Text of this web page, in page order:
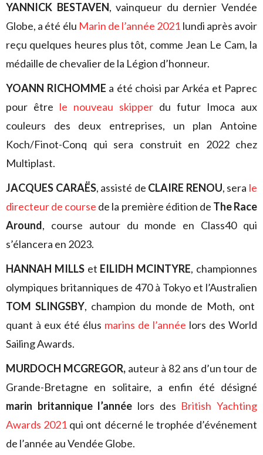
YANNICK BESTAVEN, vainqueur du dernier Vendée
Globe, a été élu Marin de l’année 2021 lundi après avoir
reçu quelques heures plus tôt, comme Jean Le Cam, la
médaille de chevalier de la Légion d’honneur.
YOANN RICHOMME a été choisi par Arkéa et Paprec
pour être le nouveau skipper du futur Imoca aux
couleurs des deux entreprises, un plan Antoine
Koch/Finot-Conq qui sera construit en 2022 chez
Multiplast.
JACQUES CARAËS, assisté de CLAIRE RENOU, sera le
directeur de course de la première édition de The Race
Around, course autour du monde en Class40 qui
s’élancera en 2023.
HANNAH MILLS et EILIDH MCINTYRE, championnes
olympiques britanniques de 470 à Tokyo et l’Australien
TOM SLINGSBY, champion du monde de Moth, ont
quant à eux été élus marins de l’année lors des World
Sailing Awards.
MURDOCH MCGREGOR, auteur à 82 ans d’un tour de
Grande-Bretagne en solitaire, a enfin été désigné
marin britannique l’année lors des British Yachting
Awards 2021 qui ont décerné le trophée d’événement
de l’année au Vendée Globe.